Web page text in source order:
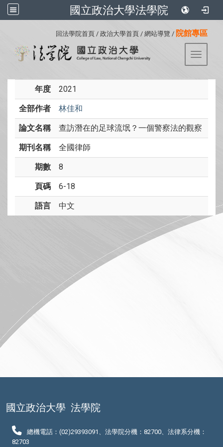
國立政治大學法學院
回法學院首頁 / 政治大學首頁 / 網站導覽 / 院館專區
Toggle
年度 2021
全部作者 林佳和
論文名稱 查訪潛在的足球流氓？一個警察法的觀察
期刊名稱 全國律師
期數 8
頁碼 6-18
語言 中文
國立政治大學 法學院
總機電話：(02)29393091、法學院分機：82700、法律系分機：
82703